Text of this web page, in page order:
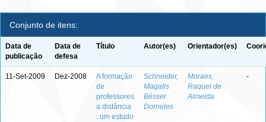
Conjunto de itens:
Data de
publicação
Data de
defesa
Título Autor(es) Orientador(es)
11-Set-2009 Dez-2008
A formação
de
professores
a distância
: um estudo
Schneider,
Magalis
Bésser
Dorneles
Moraes,
Raquel de
Almeida
-